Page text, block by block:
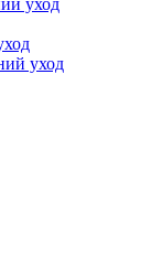
уход
уход